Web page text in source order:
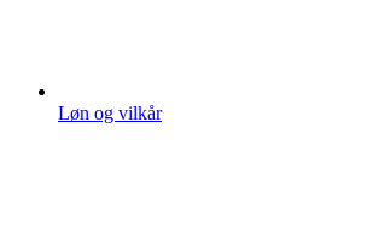
Løn og vilkår